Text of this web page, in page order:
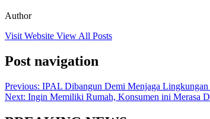
Author
Visit Website View All Posts
Post navigation
Previous: IPAL Dibangun Demi Menjaga
Next: Ingin Memiliki Rumah, Konsumen ini Merasa